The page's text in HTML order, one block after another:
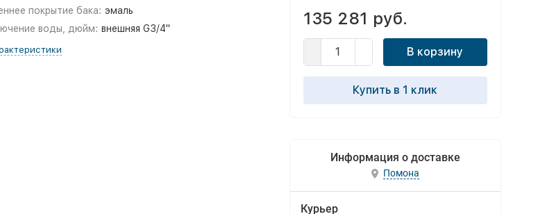
покрытие бака: эмаль
воды, дюйм: внешняя G3/4" 135 281 руб.
В корзину
Купить в 1 клик
Информация о доставке
Помона
Курьер